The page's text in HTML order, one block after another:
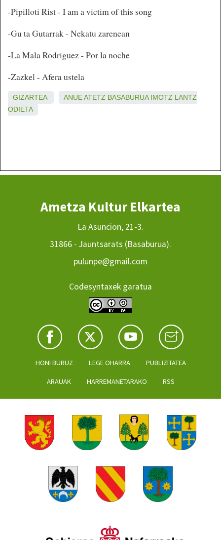
-Pipilloti Rist - I am a victim of this song
-Gu ta Gutarrak - Nekatu zarenean
-La Mala Rodriguez - Por la noche
-Zazkel - Afera ustela
GIZARTEA ANUEATETZ BASABURUA IMOTZ LANTZ
ODIETA
Ametza Kultur Elkartea
La Asuncion, 21-3.
31866 - Jauntsarats (Basaburua).
pulunpe@gmail.com
Codesyntaxek garatua
HONI BURUZ LEGE OHARRA PUBLIZITATEA
ARAUAK HARREMANETARAKO RSS